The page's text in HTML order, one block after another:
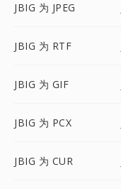
JBIG 为 JPEG
JBIG 为 RTF
JBIG 为 GIF
JBIG 为 PCX
JBIG 为 CUR